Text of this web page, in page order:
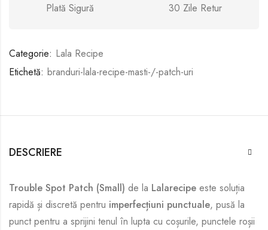
Plată Sigură 30 Zile Retur
Categorie: Lala Recipe
Etichetă: branduri-lala-recipe-masti-/-patch-uri
DESCRIERE
Trouble Spot Patch (Small) de la Lalarecipe este soluția
rapidă și discretă pentru imperfecțiuni punctuale, pusă la
punct pentru a sprijini tenul în lupta cu coșurile, punctele roșii